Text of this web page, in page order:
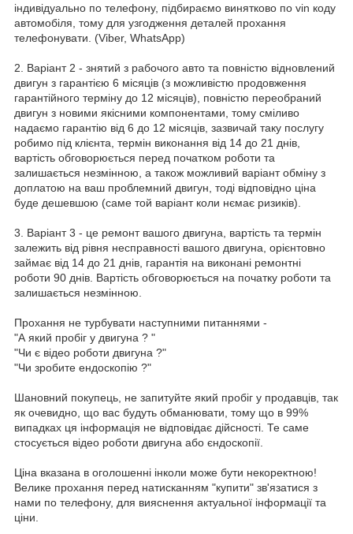
індивідуально по телефону, підбираємо винятково по vin коду
автомобіля, тому для узгодження деталей прохання
телефонувати. (Viber, WhatsApp)
2. Варіант 2 - знятий з рабочого авто та повністю відновлений
двигун з гарантією 6 місяців (з можливістю продовження
гарантійного терміну до 12 місяців), повністю переобраний
двигун з новими якісними компонентами, тому сміливо
надаємо гарантію від 6 до 12 місяців, зазвичай таку послугу
робимо під клієнта, термін виконання від 14 до 21 днів,
вартість обговорюється перед початком роботи та
залишається незмінною, а також можливий варіант обміну з
доплатою на ваш проблемний двигун, тоді відповідно ціна
буде дешевшою (саме той варіант коли нємає ризиків).
3. Варіант 3 - це ремонт вашого двигуна, вартість та термін
залежить від рівня несправності вашого двигуна, орієнтовно
займає від 14 до 21 днів, гарантія на виконані ремонтні
роботи 90 днів. Вартість обговорюється на початку роботи та
залишається незмінною.
Прохання не турбувати наступними питаннями -
"А який пробіг у двигуна ? "
"Чи є відео роботи двигуна ?"
"Чи зробите ендоскопію ?"
Шановний покупець, не запитуйте який пробіг у продавців, так
як очевидно, що вас будуть обманювати, тому що в 99%
випадках ця інформація не відповідає дійсності. Те саме
стосується відео роботи двигуна або єндоскопії.
Ціна вказана в оголошенні інколи може бути некоректною!
Велике прохання перед натисканням "купити" зв'язатися з
нами по телефону, для вияснення актуальної інформації та
ціни.